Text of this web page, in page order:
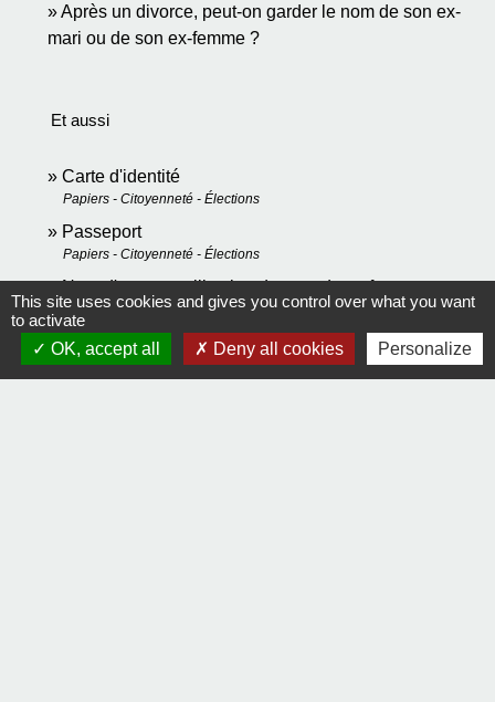
Après un divorce, peut-on garder le nom de son ex-
mari ou de son ex-femme ?
Et aussi
Carte d'identité
Papiers - Citoyenneté - Élections
Passeport
Papiers - Citoyenneté - Élections
Nom d'usage : utilisation du nom de sa femme ou
de son mari
Papiers - Citoyenneté - Élections
This site uses cookies and gives you control over what you want
to activate
OK, accept all
Deny all cookies Personalize